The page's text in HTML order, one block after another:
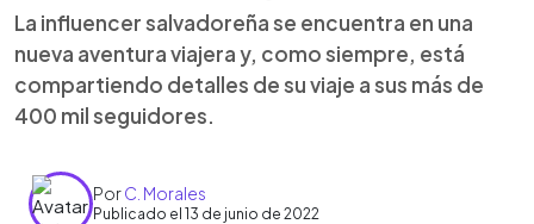
La influencer salvadoreña se encuentra en una
nueva aventura viajera y, como siempre, está
compartiendo detalles de su viaje a sus más de
400 mil seguidores.
PorC. Morales
Publicado el 13 de junio de 2022